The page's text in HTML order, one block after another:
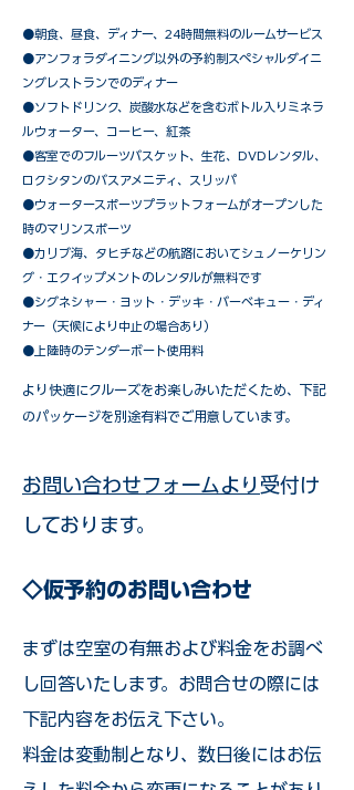
●朝食、昼食、ディナー、24時間無料のルームサービス
​●アンフォラダイニング以外の予約制スペシャルダイニ
ングレストランでのディナー
●ソフトドリンク、炭酸水などを含むボトル入りミネラ
ルウォーター、コーヒー、紅茶
●客室でのフルーツバスケット、生花、DVDレンタル、
ロクシタンのバスアメニティ、スリッパ
●ウォータースポーツプラットフォームがオープンした
時のマリンスポーツ
●カリブ海、タヒチなどの航路においてシュノーケリン
グ・エクイップメントのレンタルが無料です
​●シグネシャー・ヨット・デッキ・バーベキュー・ディ
ナー（天候により中止の場合あり）
●上陸時のテンダーボート使用料
​より快適にクルーズをお楽しみいただくため、下記
のパッケージを別途有料でご用意しています。​
お問い合わせフォームより 受付け
しております。
◇仮予約のお問い合わせ
まずは空室の有無および料金をお調べ
し回答いたします。お問合せの際には
下記内容をお伝え下さい。
料金は変動制となり、数日後にはお伝